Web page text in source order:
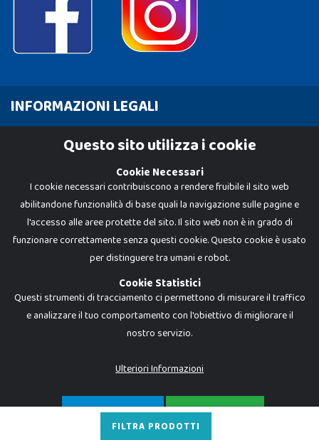
FILTRA PRODOTTI
INFORMAZIONI LEGALI
Cookie Policy
Dadi e Mattoncini è un brand di Giocabene Srl. Ogni riproduzione o utilizzo non
I prezzi e le promozioni pubblicate potrebbero differire da quanto esposto in
P.IVA 02608090425 - REA AN201199 - C.S. 10.000 i.v.
Questo sito utilizza i cookie
Cookie Necessari
I cookie necessari contribuiscono a rendere fruibile il sito web
abilitandone funzionalità di base quali la navigazione sulle pagine e
l'accesso alle aree protette del sito. Il sito web non è in grado di
funzionare correttamente senza questi cookie. Questo cookie è usato
per distinguere tra umani e robot.
Cookie Statistici
Questi strumenti di tracciamento ci permettono di misurare il traffico
e analizzare il tuo comportamento con l'obiettivo di migliorare il
nostro servizio.
Ulteriori Informazioni
SOLO NECESSARI ACCETTA TUTTO